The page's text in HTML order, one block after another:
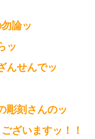
論ッ
ッ
んせんでッ
彫刻さんのッ
ざいますッ！！